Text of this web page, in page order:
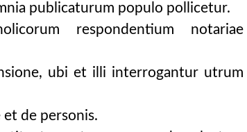
publicaturum populo pollicetur.
respondentium notariae
ubi et illi interrogantur utrum
de personis.